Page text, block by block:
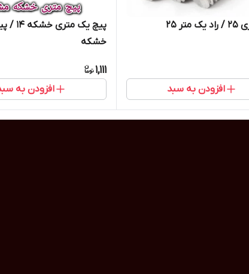
25
افزودن به سبد
خشکه
1,111
افزودن به